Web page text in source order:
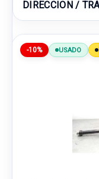
DIRECCION /
-10% USADO